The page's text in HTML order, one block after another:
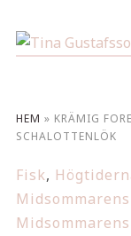
HEM » KRÄMIG
SCHALOTTENLÖK
Fisk,